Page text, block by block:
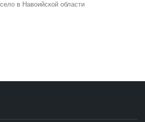
в Навоийской области